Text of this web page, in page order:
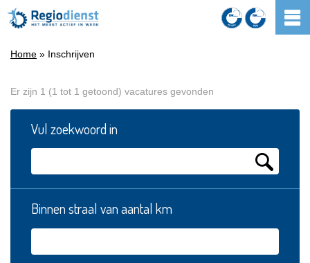
Home » Inschrijven
Er zijn 1 (1 tot 1 getoond) vacatures gevonden
Vul zoekwoord in
Binnen straal van aantal km